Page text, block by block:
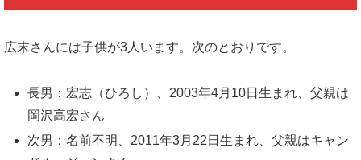
広末さんには子供が3人います。次のとおりです。
長男：宏志（ひろし）、2003年4月10日生まれ、父親は
岡沢高宏さん
次男：名前不明、2011年3月22日生まれ、父親はキャン